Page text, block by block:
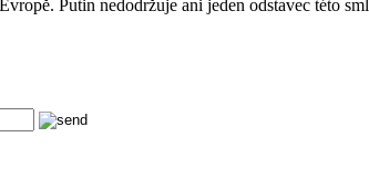
Putin nedodržuje ani jeden odstavec této